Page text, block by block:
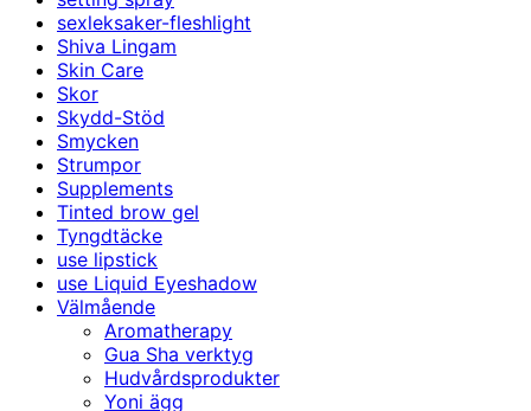
sexleksaker-fleshlight
Shiva Lingam
Skin Care
Skor
Skydd-Stöd
Smycken
Strumpor
Supplements
Tinted brow gel
Tyngdtäcke
use lipstick
use Liquid Eyeshadow
Välmående
Aromatherapy
Gua Sha verktyg
Hudvårdsprodukter
Yoni ägg